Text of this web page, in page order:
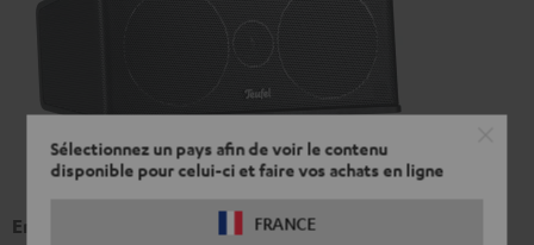
Sélectionnez un pays afin de voir le contenu
disponible pour celui-ci et faire vos achats en ligne
FRANCE
Enceinte centrale CS 35 C Mk3